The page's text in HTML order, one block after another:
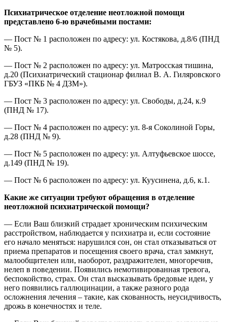
Психиатрическое отделение неотложной помощи
представлено 6-ю врачебными постами:
— Пост № 1 расположен по адресу: ул. Костякова, д.8/6 (ПНД
№ 5).
— Пост № 2 расположен по адресу: ул. Матросская тишина,
д.20 (Психиатрический стационар филиал В. А. Гиляровского
ГБУЗ «ПКБ № 4 ДЗМ»).
— Пост № 3 расположен по адресу: ул. Свободы, д.24, к.9
(ПНД № 17).
— Пост № 4 расположен по адресу: ул. 8-я Соколиной Горы,
д.28 (ПНД № 9).
— Пост № 5 расположен по адресу: ул. Алтуфьевское шоссе,
д.149 (ПНД № 19).
— Пост № 6 расположен по адресу: ул. Куусинена, д.6, к.1.
Какие же ситуации требуют обращения в отделение
неотложной психиатрической помощи?
— Если Ваш близкий страдает хроническим психическим
расстройством, наблюдается у психиатра и, если состояние
его начало меняться: нарушился сон, он стал отказываться от
приема препаратов и посещения своего врача, стал замкнут,
малообщителен или, наоборот, раздражителен, многоречив,
нелеп в поведении. Появились немотивированная тревога,
беспокойство, страх. Он стал высказывать бредовые идеи, у
него появились галлюцинации, а также разного рода
осложнения лечения – такие, как скованность, неусидчивость,
дрожь в конечностях и теле.